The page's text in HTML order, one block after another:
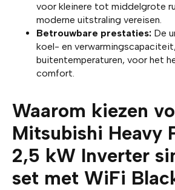
voor kleinere tot middelgrote
moderne uitstraling vereisen.
Betrouwbare prestaties: De
koel- en
buitentemperaturen, voor het
comfort.
Waarom kiezen
Mitsubishi Heavy
2,5 kW Inverter
set met WiFi